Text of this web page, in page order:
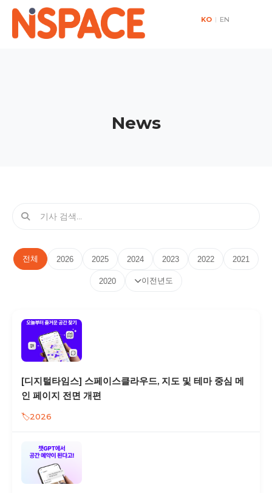
KO | EN
News
전체 2026 2025 2024 2023 2022 2021
2020 이전년도
[디지털타임스] 스페이스클라우드, 지도 및 테마 중심 메
인 페이지 전면 개편
2026